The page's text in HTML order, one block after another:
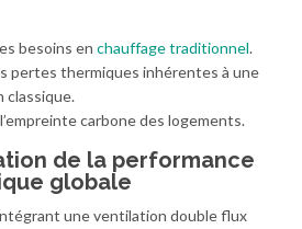
besoins en chauffage traditionnel.
pertes thermiques inhérentes à une
classique.
carbone des logements.
de la performance
globale
une ventilation double flux